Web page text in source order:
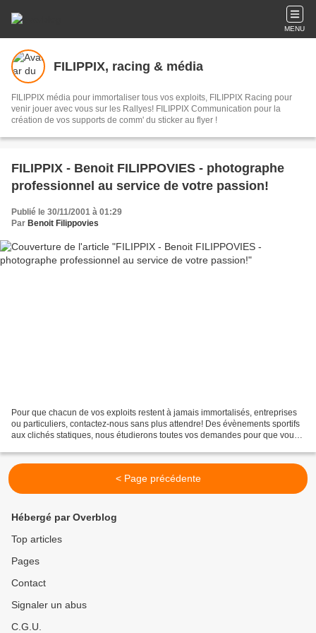
MENU
FILIPPIX, racing & média
FILIPPIX média pour immortaliser tous vos exploits, FILIPPIX Racing pour
venir jouer avec vous sur les Rallyes! FILIPPIX Communication pour la
création de vos supports de comm' du sticker au flyer !
FILIPPIX - Benoit FILIPPOVIES - photographe
professionnel au service de votre passion!
Publié le 30/11/2001 à 01:29
Par Benoit Filippovies
Pour que chacun de vos exploits restent à jamais immortalisés, entreprises
ou particuliers, contactez-nous sans plus attendre! Des évènements sportifs
aux clichés statiques, nous étudierons toutes vos demandes pour que vous
< Page précédente
Hébergé par Overblog
Top articles
Pages
Contact
Signaler un abus
C.G.U.